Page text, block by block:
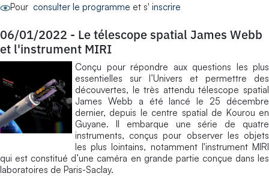
Pour consulter le programme et s' inscrire
06/01/2022 - Le télescope spatial James Webb
et l'instrument MIRI
Conçu pour répondre aux questions les plus
essentielles sur l’Univers et permettre des
découvertes, le très attendu télescope spatial
James Webb a été lancé le 25 décembre
dernier, depuis le centre spatial de Kourou en
Guyane. Il embarque une série de quatre
instruments, conçus pour observer les objets
les plus lointains, notamment l'instrument MIRI
qui est constitué d’une caméra en grande partie conçue dans les
laboratoires de Paris-Saclay.